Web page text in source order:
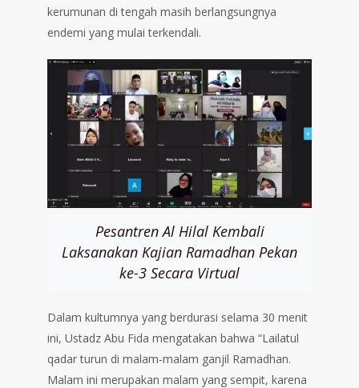
kerumunan di tengah masih berlangsungnya
endemi yang mulai terkendali.
Pesantren Al Hilal Kembali
Laksanakan Kajian Ramadhan Pekan
ke-3 Secara Virtual
Dalam kultumnya yang berdurasi selama 30 menit
ini, Ustadz Abu Fida mengatakan bahwa “Lailatul
qadar turun di malam-malam ganjil Ramadhan.
Malam ini merupakan malam yang sempit, karena